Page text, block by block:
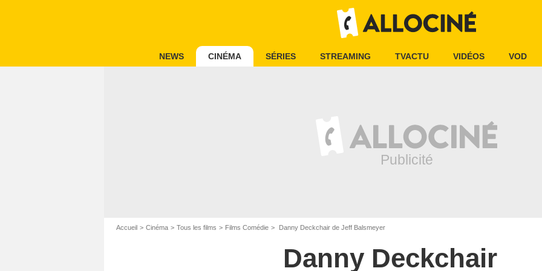
NEWS CINÉMA SÉRIES STREAMING TVACTU VIDÉOS VOD
Accueil Cinéma Tous les films Films Comédie Danny Deckchair de Jeff Balsmeyer
Danny Deckchair